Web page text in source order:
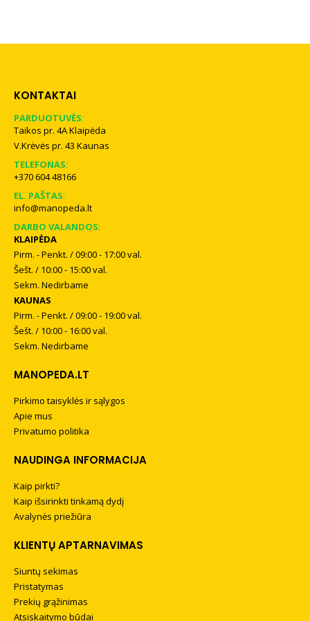
KONTAKTAI
PARDUOTUVĖS:
Taikos pr. 4A Klaipėda
V.Krėvės pr. 43 Kaunas
TELEFONAS:
+370 604 48166
EL. PAŠTAS:
info@manopeda.lt
DARBO VALANDOS:
KLAIPĖDA
Pirm. - Penkt. / 09:00 - 17:00 val.
Šešt. / 10:00 - 15:00 val.
Sekm. Nedirbame
KAUNAS
Pirm. - Penkt. / 09:00 - 19:00 val.
Šešt. / 10:00 - 16:00 val.
Sekm. Nedirbame
MANOPEDA.LT
Pirkimo taisyklės ir sąlygos
Apie mus
Privatumo politika
NAUDINGA INFORMACIJA
Kaip pirkti?
Kaip išsirinkti tinkamą dydį
Avalynės priežiūra
KLIENTŲ APTARNAVIMAS
Siuntų sekimas
Pristatymas
Prekių grąžinimas
Atsiskaitymo būdai